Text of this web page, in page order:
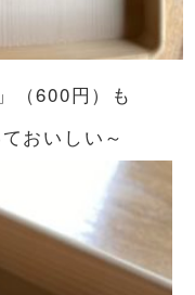
（600円）も
おいしい～